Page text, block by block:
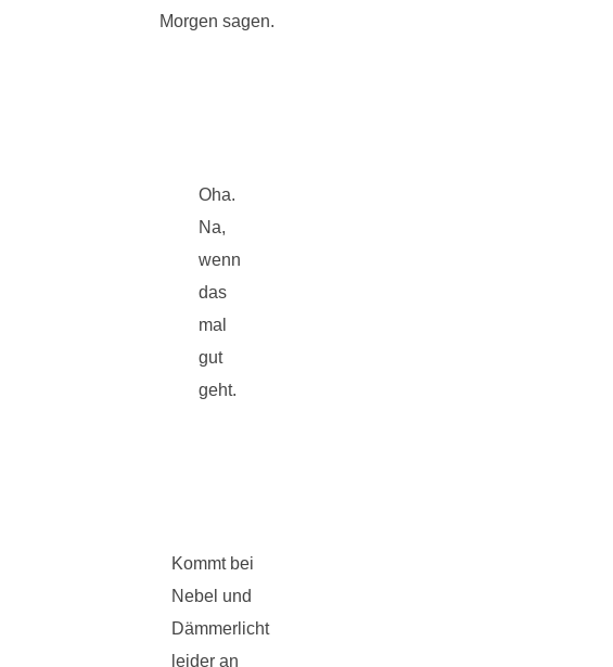
Morgen sagen.
Oha.
Na,
wenn
das
mal
gut
geht.
Kommt bei
Nebel und
Dämmerlicht
leider an